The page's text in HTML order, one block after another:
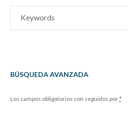
for:
BÚSQUEDA AVANZADA
Los campos obligatorios son seguidos por*